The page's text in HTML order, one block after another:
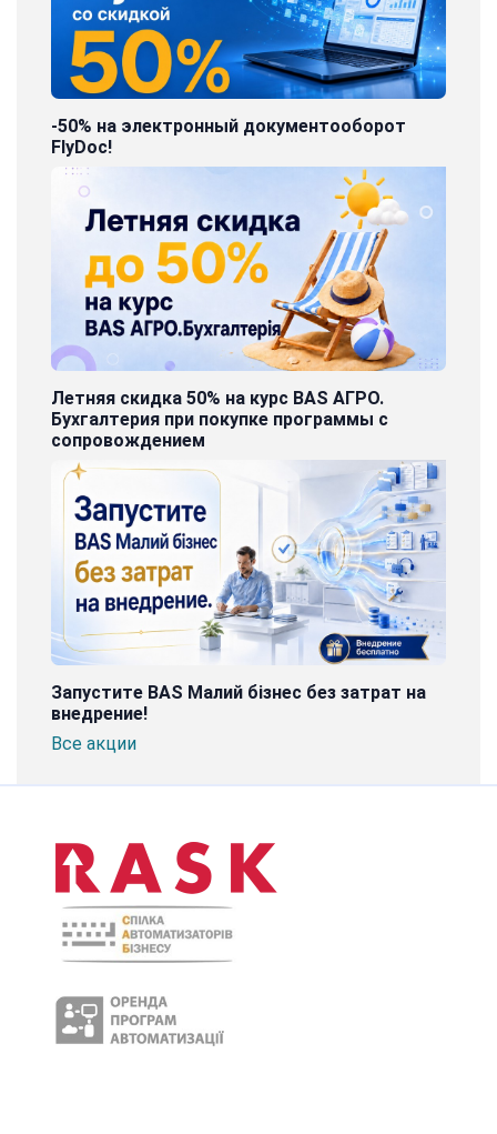
-50% на электронный документооборот
FlyDoc!
Летняя скидка 50% на курс BAS АГРО.
Бухгалтерия при покупке программы с
сопровождением
Запустите BAS Малий бізнес без затрат на
внедрение!
Все акции